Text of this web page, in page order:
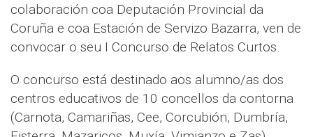
colaboración coa Deputación Provincial da
Coruña e coa Estación de Servizo Bazarra, ven de
convocar o seu I Concurso de Relatos Curtos.
O concurso está destinado aos alumno/as dos
centros educativos de 10 concellos da contorna
(Carnota, Camariñas, Cee, Corcubión, Dumbría,